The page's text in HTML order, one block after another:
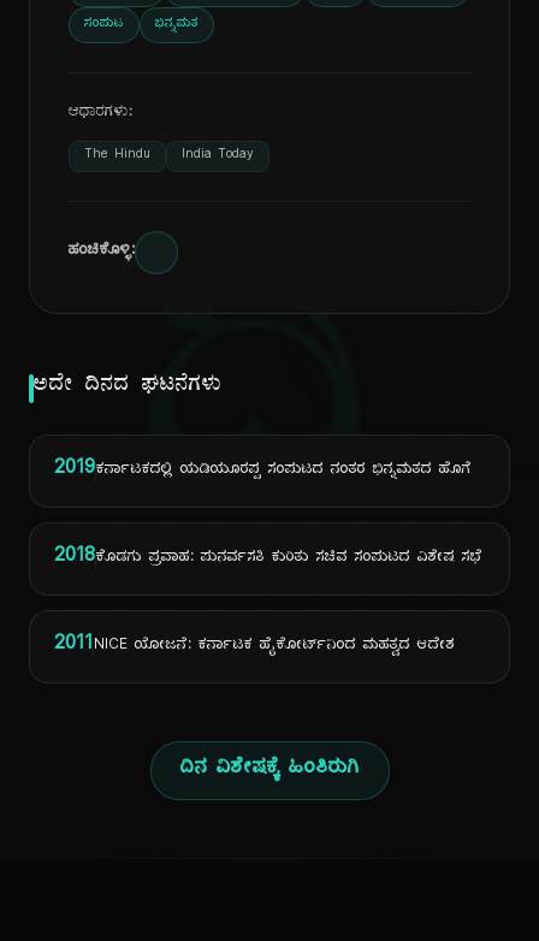
ದಿ
ಸಂಪುಟ ಭಿನ್ನಮತ
ಆಧಾರಗಳು:
The Hindu India Today
ಹಂಚಿಕೊಳ್ಳಿ:
ಅದೇ ದಿನದ ಘಟನೆಗಳು
2019ಕರ್ನಾಟಕದಲ್ಲಿ ಯಡಿಯೂರಪ್ಪ ಸಂಪುಟದ ನಂತರ ಭಿನ್ನಮತದ ಹೊಗೆ
2018ಕೊಡಗು ಪ್ರವಾಹ: ಪುನರ್ವಸತಿ ಕುರಿತು ಸಚಿವ ಸಂಪುಟದ ವಿಶೇಷ ಸಭೆ
2011NICE ಯೋಜನೆ: ಕರ್ನಾಟಕ ಹೈಕೋರ್ಟ್‌ನಿಂದ ಮಹತ್ವದ ಆದೇಶ
ದಿನ ವಿಶೇಷಕ್ಕೆ ಹಿಂತಿರುಗಿ